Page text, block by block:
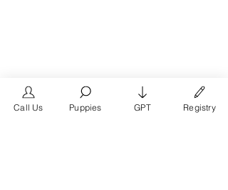
Call Us Puppies GPT Registry